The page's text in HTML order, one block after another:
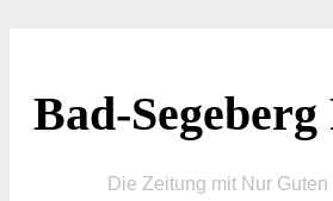
Bad-
Die Zeitung mit Nur